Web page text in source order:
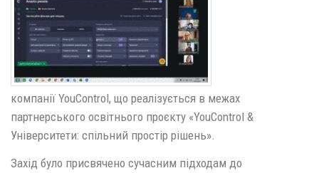
компанії YouControl, що реалізується в межах
партнерського освітнього проєкту «YouControl &
Університети: спільний простір рішень».
Захід було присвячено сучасним підходам до